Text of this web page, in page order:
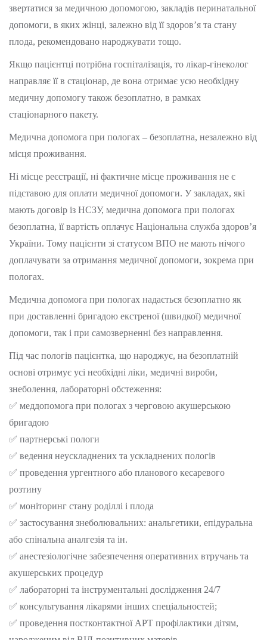
звертатися за медичною допомогою, закладів перинатальної
допомоги, в яких жінці, залежно від її здоров’я та стану
плода, рекомендовано народжувати тощо.
Якщо пацієнтці потрібна госпіталізація, то лікар-гінеколог
направляє її в стаціонар, де вона отримає усю необхідну
медичну допомогу також безоплатно, в рамках
стаціонарного пакету.
Медична допомога при пологах – безоплатна, незалежно від
місця проживання.
Ні місце реєстрації, ні фактичне місце проживання не є
підставою для оплати медичної допомоги. У закладах, які
мають договір із НСЗУ, медична допомога при пологах
безоплатна, її вартість оплачує Національна служба здоров’я
України. Тому пацієнти зі статусом ВПО не мають нічого
доплачувати за отримання медичної допомоги, зокрема при
пологах.
Медична допомога при пологах надається безоплатно як
при доставленні бригадою екстреної (швидкої) медичної
допомоги, так і при самозверненні без направлення.
Під час пологів пацієнтка, що народжує, на безоплатній
основі отримує усі необхідні ліки, медичні вироби,
знеболення, лабораторні обстеження:
✅ меддопомога при пологах з черговою акушерською
бригадою
✅ партнерські пологи
✅ ведення неускладнених та ускладнених пологів
✅ проведення ургентного або планового кесаревого
розтину
✅ моніторинг стану роділлі і плода
✅ застосування знеболювальних: анальгетики, епідуральна
або спінальна аналгезія та ін.
✅ анестезіологічне забезпечення оперативних втручань та
акушерських процедур
✅ лабораторні та інструментальні дослідження 24/7
✅ консультування лікарями інших спеціальностей;
✅ проведення постконтактної АРТ профілактики дітям,